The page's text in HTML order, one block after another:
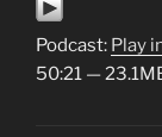
Podcast: Play
50:21 —